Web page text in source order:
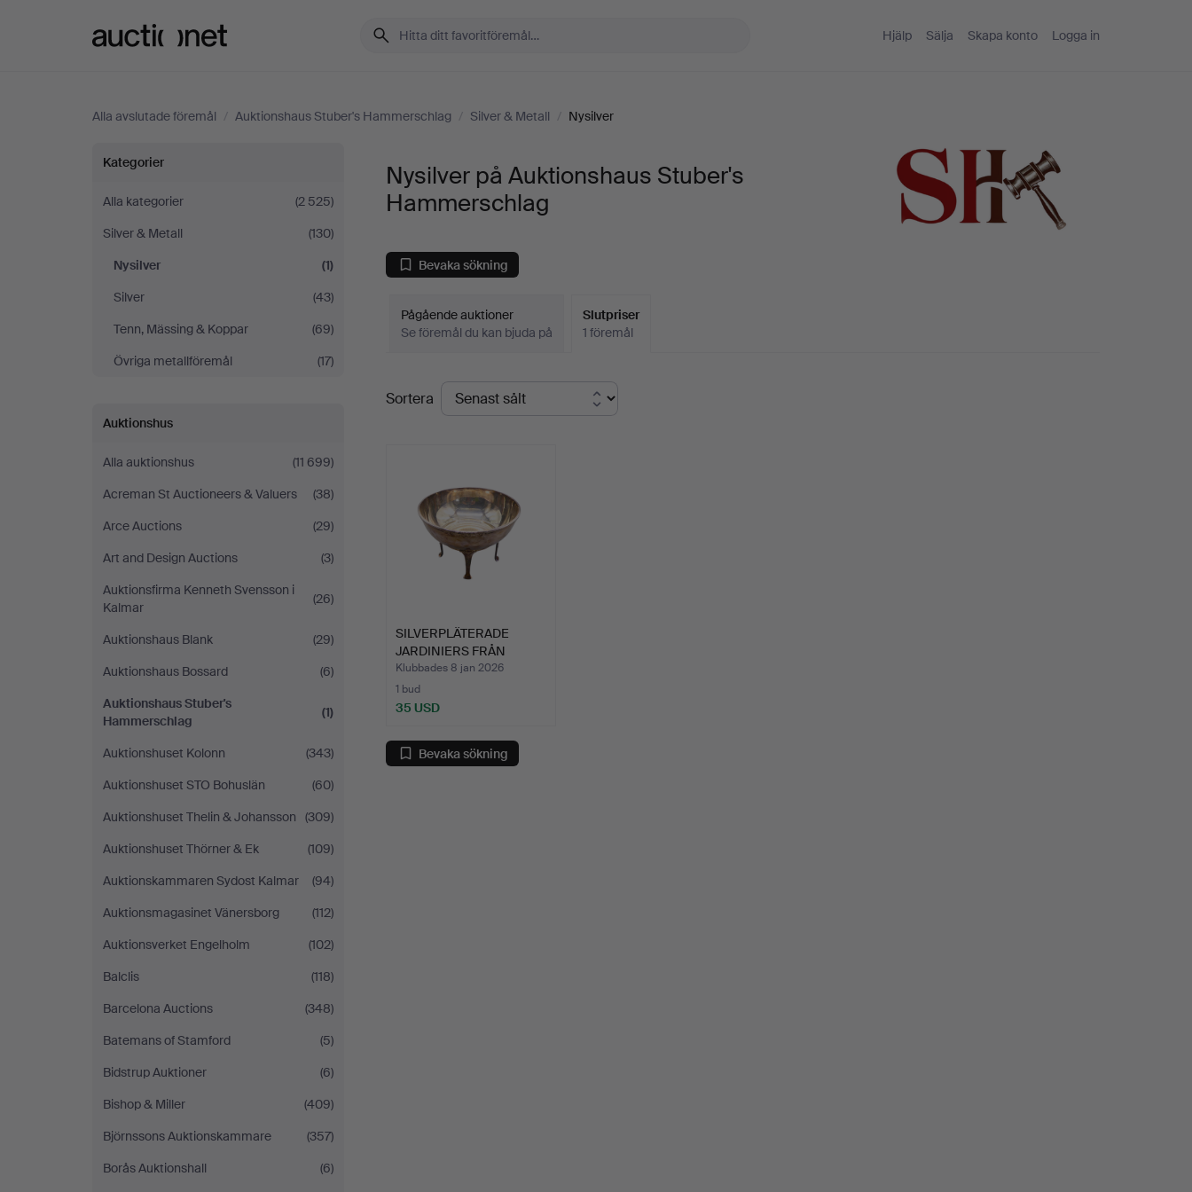
Hjälp Sälja Skapa konto Logga in
Alla avslutade föremål / Auktionshaus Stuber's Hammerschlag / Silver & Metall / Nysilver
Nysilver
på
Auktionshaus
Stuber's
Hammerschlag
Kategorier
Alla kategorier
(2 525)
Silver & Metall
(130)
Nysilver
(1)
Silver
(43)
Tenn, Mässing & Koppar
(69)
Övriga metallföremål
(17)
Auktionshus
Alla auktionshus
(11 699)
Acreman St Auctioneers & Valuers
(38)
Arce Auctions
(29)
Art and Design Auctions
(3)
Auktionsfirma Kenneth Svensson i
Kalmar
(26)
Auktionshaus Blank
(29)
Auktionshaus Bossard
(6)
Auktionshaus Stuber's
Hammerschlag
(1)
Auktionshuset Kolonn
(343)
Auktionshuset STO Bohuslän
(60)
Auktionshuset Thelin & Johansson
(309)
Auktionshuset Thörner & Ek
(109)
Auktionskammaren Sydost Kalmar
(94)
Auktionsmagasinet Vänersborg
(112)
Auktionsverket Engelholm
(102)
Balclis
(118)
Barcelona Auctions
(348)
Batemans of Stamford
(5)
Bidstrup Auktioner
(6)
Bishop & Miller
(409)
Björnssons Auktionskammare
(357)
Borås Auktionshall
(6)
Nysilver på Auktionshaus Stuber's
Hammerschlag
Bevaka sökning
Pågående auktioner
Se föremål du kan bjuda på
Slutpriser
1 föremål
Slutpriser
Sortera
SILVERPLÄTERADE
JARDINIERS FRÅN
ENGLAND.
Klubbades 8 jan 2026
1 bud
35 USD
Bevaka sökning